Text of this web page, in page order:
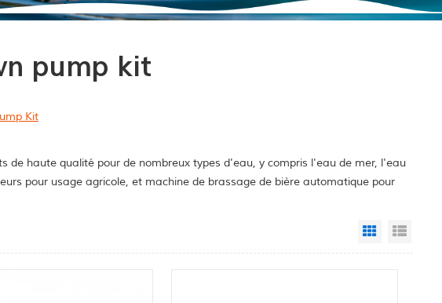
pump kit
Kit
de haute qualité pour de nombreux types d'eau, y compris l'eau de mer, l'eau
pour usage agricole, et machine de brassage de bière automatique pour
Grid View